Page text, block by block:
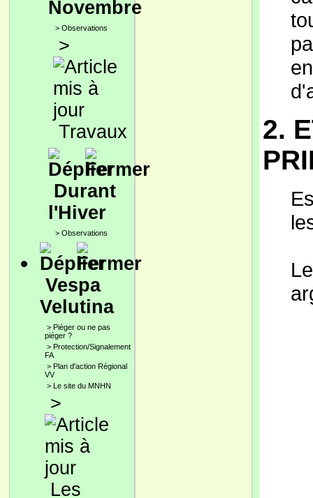
Novembre
> Observations
>
Travaux
Durant
l'Hiver
> Observations
Vespa
Velutina
> Pièger ou ne pas
piéger ?
> Protection/Signalement
FA
> Plan d'action Régional
VV
> Le site du MNHN
>
Les
2.